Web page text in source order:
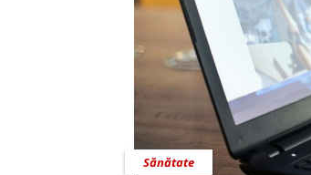
Sănătate